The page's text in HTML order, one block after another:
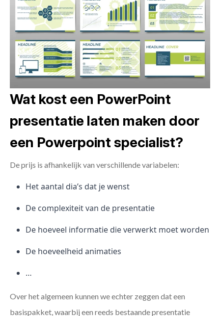
Wat kost een PowerPoint
presentatie laten maken door
een Powerpoint specialist?
De prijs is afhankelijk van verschillende variabelen:
Het aantal dia’s dat je wenst
De complexiteit van de presentatie
De hoeveel informatie die verwerkt moet worden
De hoeveelheid animaties
…
Over het algemeen kunnen we echter zeggen dat een
basispakket, waarbij een reeds bestaande presentatie